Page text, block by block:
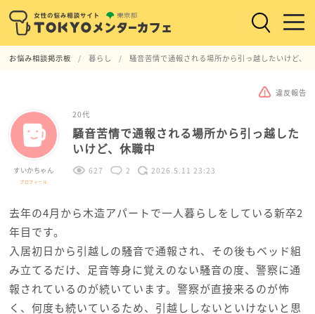
お悩み相談掲示板 暮らし 騒音苦情で通報される場所から引っ越したいけど、
違反報告
すいかちゃん
プロフィール
20代
騒音苦情で通報される場所から引っ越した
いけど、休職中
627 2 2026.5.11 23:23
去年の4月から木造アパートで一人暮らしをしている新卒2
年目です。
入居初日から引越しの騒音で通報され、その後もベッド組
み立てるだけ、足音等身に覚えのない騒音の度、警察に通
報されているのが続いています。警察が直接来るのが怖
く、何度も続いているため、引越ししないといけないと思